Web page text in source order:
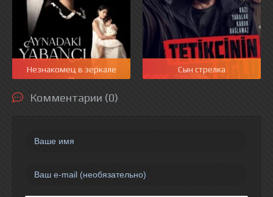
Незнакомец в зеркале Сын стрелка
Комментарии (0)